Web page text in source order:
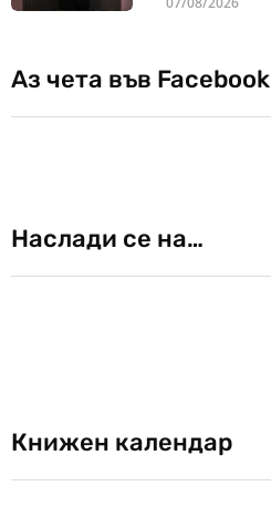
Аз чета във Facebook
Наслади се на…
Книжен календар